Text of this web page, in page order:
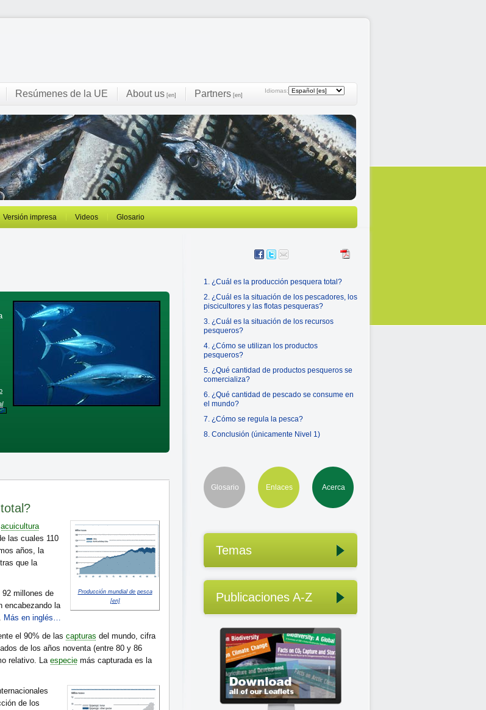
Idiomas:
Resúmenes de la UE About us [en] Partners [en]
Versión impresa Videos Glosario
Producción mundial de pesca
[en]
acuicultura
las cuales 110
años, la
que la
92 millones de
encabezando la
. Más en inglés…
el 90% de las capturas del mundo, cifra
de los años noventa (entre 80 y 86
relativo. La especie más capturada es la
de los
1. ¿Cuál es la producción pesquera total?
2. ¿Cuál es la situación de los pescadores, los
piscicultores y las flotas pesqueras?
3. ¿Cuál es la situación de los recursos
pesqueros?
4. ¿Cómo se utilizan los productos
pesqueros?
5. ¿Qué cantidad de productos pesqueros se
comercializa?
6. ¿Qué cantidad de pescado se consume en
el mundo?
7. ¿Cómo se regula la pesca?
8. Conclusión (únicamente Nivel 1)
Glosario Enlaces Acerca
Temas
Publicaciones A-Z